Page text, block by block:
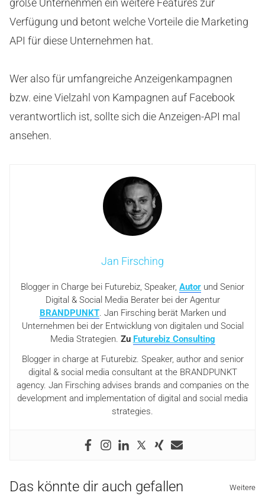
große Unternehmen ein weitere Features zur
Verfügung und betont welche Vorteile die Marketing
API für diese Unternehmen hat.
Wer also für umfangreiche Anzeigenkampagnen
bzw. eine Vielzahl von Kampagnen auf Facebook
verantwortlich ist, sollte sich die Anzeigen-API mal
ansehen.
Jan Firsching
Blogger in Charge bei Futurebiz, Speaker, Autor und Senior
Digital & Social Media Berater bei der Agentur
BRANDPUNKT. Jan Firsching berät Marken und
Unternehmen bei der Entwicklung von digitalen und Social
Media Strategien. Zu Futurebiz Consulting
Blogger in charge at Futurebiz. Speaker, author and senior
digital & social media consultant at the BRANDPUNKT
agency. Jan Firsching advises brands and companies on the
development and implementation of digital and social media
strategies.
Das könnte dir auch gefallen Weitere